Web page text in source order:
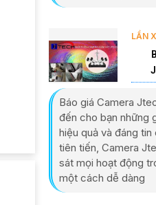
LẦN
Báo giá Camera
đến cho bạn những
hiệu quả và đáng
tiên tiến, Camera
sát mọi hoạt động
một cách dễ dàng